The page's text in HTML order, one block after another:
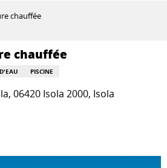
chauffée
chauffée
PISCINE
06420 Isola 2000, Isola
favoris